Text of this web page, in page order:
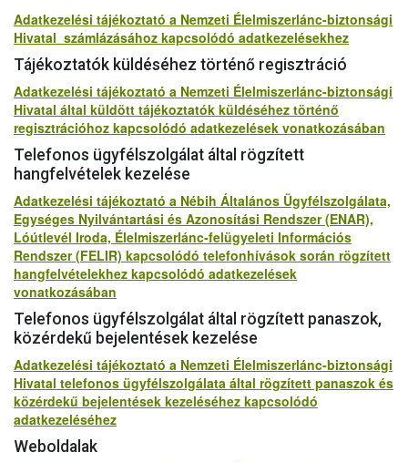
Adatkezelési tájékoztató a Nemzeti Élelmiszerlánc-biztonsági
Hivatal számlázásához kapcsolódó adatkezelésekhez
Tájékoztatók küldéséhez történő regisztráció
Adatkezelési tájékoztató a Nemzeti Élelmiszerlánc-biztonsági
Hivatal által küldött tájékoztatók küldéséhez történő
regisztrációhoz kapcsolódó adatkezelések vonatkozásában
Telefonos ügyfélszolgálat által rögzített
hangfelvételek kezelése
Adatkezelési tájékoztató a Nébih Általános Ügyfélszolgálata,
Egységes Nyilvántartási és Azonosítási Rendszer (ENAR),
Lóútlevél Iroda, Élelmiszerlánc-felügyeleti Információs
Rendszer (FELIR) kapcsolódó telefonhívások során rögzített
hangfelvételekhez kapcsolódó adatkezelések
vonatkozásában
Telefonos ügyfélszolgálat által rögzített panaszok,
közérdekű bejelentések kezelése
Adatkezelési tájékoztató a Nemzeti Élelmiszerlánc-biztonsági
Hivatal telefonos ügyfélszolgálata által rögzített panaszok és
közérdekű bejelentések kezeléséhez kapcsolódó
adatkezeléséhez
Weboldalak